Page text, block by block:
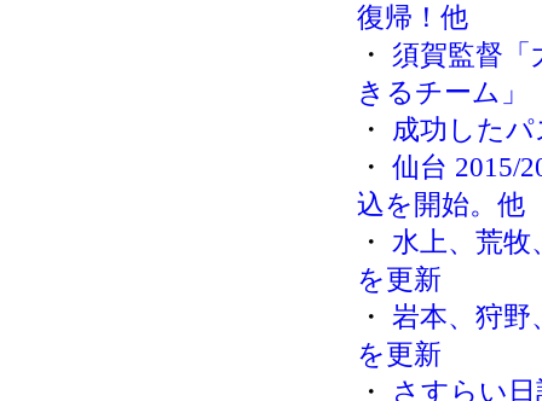
復帰！他
・ 須賀監督
きるチーム」
・ 成功した
・ 仙台 2015/
込を開始。他
・ 水上、荒
を更新
・ 岩本、狩野
を更新
・
さすらい